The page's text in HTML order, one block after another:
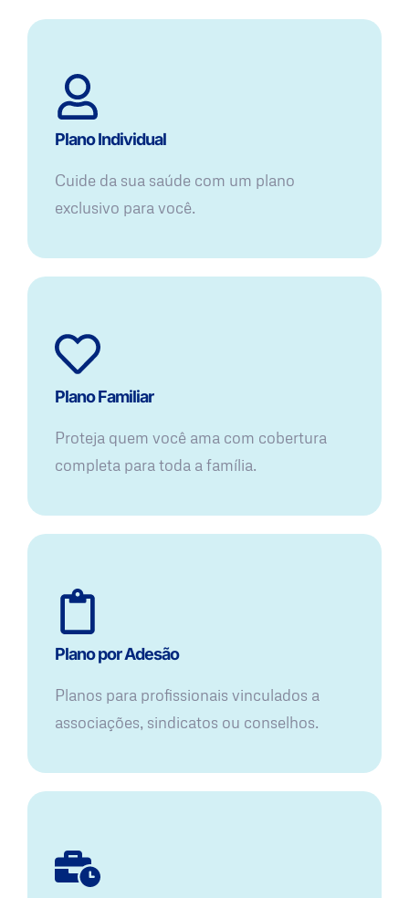
Plano Individual
Cuide da sua saúde com um plano
exclusivo para você.
Plano Familiar
Proteja quem você ama com cobertura
completa para toda a família.
Plano por Adesão
Planos para profissionais vinculados a
associações, sindicatos ou conselhos.